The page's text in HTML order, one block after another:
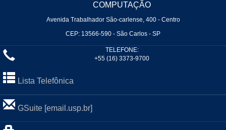
COMPUTAÇÃO
Avenida Trabalhador São-carlense, 400 - Centro
CEP: 13566-590 - São Carlos - SP
TELEFONE:
+55 (16) 3373-9700
Lista Telefônica
GSuite [email.usp.br]